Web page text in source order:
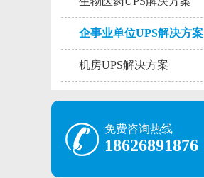
企事业单位UPS解决方案
机房UPS解决方案
免费咨询热线
18626891876